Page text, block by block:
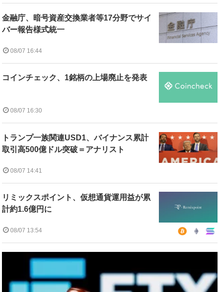
金融庁、暗号資産交換業者等17分野でサイ
バー報告様式統一
08/07 16:44
コインチェック、1銘柄の上場廃止を発表
08/07 16:30
トランプ一族関連USD1、バイナンス累計
取引高500億ドル突破＝アナリスト
08/07 14:41
リミックスポイント、仮想通貨運用益が累
計約1.6億円に
08/07 13:54